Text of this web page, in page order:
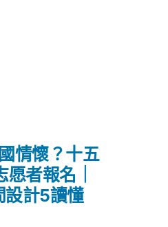
情懷？十五
者報名｜
計5讀懂